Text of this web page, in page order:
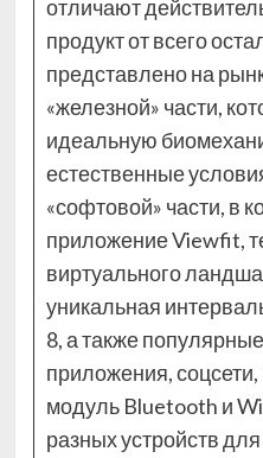
отличают
продукт от всего
представлено на
«железной» части,
идеальную
естественные
«софтовой» части, в
приложение Viewfit,
виртуального
уникальная
8, а также
приложения,
модуль Bluetooth и
разных устройств